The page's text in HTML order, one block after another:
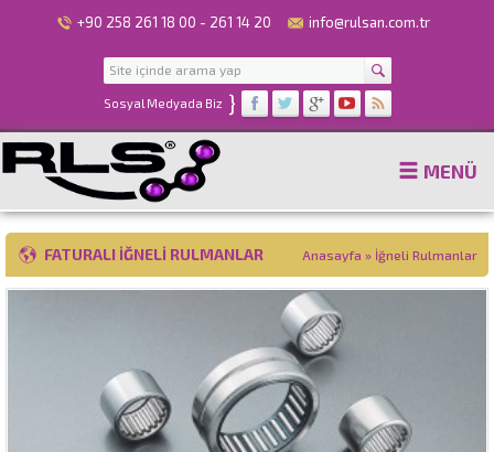
+90 258 261 18 00 - 261 14 20 info@rulsan.com.tr
Sosyal Medyada Biz }
MENÜ
FATURALI İĞNELI RULMANLAR Anasayfa » İğneli Rulmanlar